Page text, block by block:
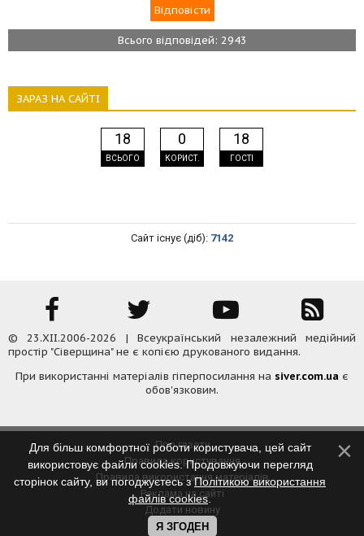
Всього відповідей: 2943
ЗАРАЗ НА САЙТІ
18
ВСЬОГО
0
КОРИСТ.
18
ГОСТІ
Сайт існує (діб): 7142
© 23.XII.2006-2026 | Всеукраїнський незалежний медійний
простір "Сіверщина" не є копією друкованого видання.
При використанні матеріалів гіперпосилання на siver.com.ua є
обов'язковим.
Про газету
Правила користування
Правила використання матеріалів
Реклама на сайті
Додати новину
Контакти
Для більш комфортної роботи користувача, цей сайт
використовує файли cookies. Продовжуючи перегляд
сторінок сайту, ви погоджуєтесь зПолітикою використання
файлів cookies.
Я ЗГОДЕН